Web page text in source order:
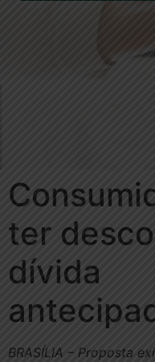
ter
dívida
BRASÍLIA – Proposta